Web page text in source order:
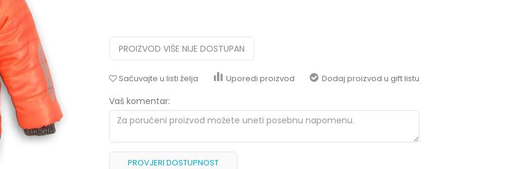
PROIZVOD VIŠE NIJE DOSTUPAN
Sačuvajte u listi želja Uporedi proizvod Dodaj proizvod u gift listu
Vaš komentar:
PROVJERI DOSTUPNOST
aksaonlinebih@aksabih.ba